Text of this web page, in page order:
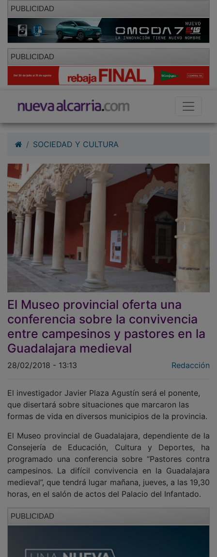
PUBLICIDAD
PUBLICIDAD
El Museo provincial oferta una
conferencia sobre la convivencia
entre campesinos y pastores en la
Guadalajara medieval
28/02/2018 - 13:13
que disertará sobre situaciones que marcaron las
formas de vida en diversos municipios de la provincia.
Consejería de Educación, Cultura y Deportes, ha
programado una conferencia sobre “Pastores contra
campesinos. La difícil convivencia en la Guadalajara
medieval”, que tendrá lugar mañana, jueves, a las 19,30
horas, en el salón de actos del Palacio del Infantado.